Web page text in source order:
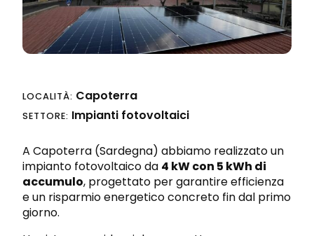
Progettazione integrata
Sicurezza sul lavoro e nei cantieri
Richiedi preventivo
LOCALITÀ: Capoterra
SETTORE: Impianti fotovoltaici
A Capoterra (Sardegna) abbiamo realizzato un
impianto fotovoltaico da 4 kW con 5 kWh di
accumulo, progettato per garantire efficienza
e un risparmio energetico concreto fin dal primo
giorno.